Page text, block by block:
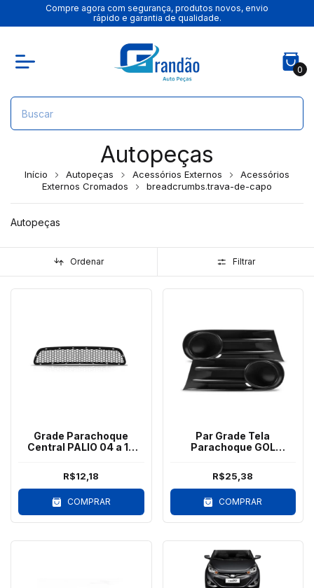
Compre agora com segurança, produtos novos, envio
rápido e garantia de qualidade.
0
Autopeças
Início Autopeças Acessórios Externos
Acessórios
Externos Cromados
breadcrumbs.trava-de-capo
Autopeças
Ordenar Filtrar
Grade Parachoque
Central PALIO 04 a 10
R$12,18
COMPRAR
Par Grade Tela
Parachoque GOL
Sem Furo
R$25,38
COMPRAR